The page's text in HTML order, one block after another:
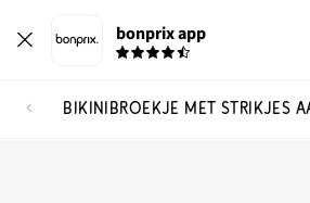
bonprix app
BIKINIBROEKJE MET STRIKJES